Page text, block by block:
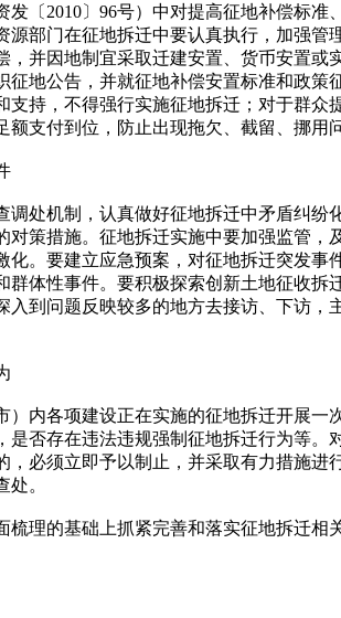
2010〕96号）中对提高征地补偿标准
部门在征地拆迁中要认真执行，加强管
并因地制宜采取迁建安置、货币安置或
地公告，并就征地补偿安置标准和政策
持，不得强行实施征地拆迁；对于群众
支付到位，防止出现拖欠、截留、挪用
机制，认真做好征地拆迁中矛盾纠纷
策措施。征地拆迁实施中要加强监管，
。要建立应急预案，对征地拆迁突发事
体性事件。要积极探索创新土地征收拆
到问题反映较多的地方去接访、下访，
各项建设正在实施的征地拆迁开展一
否存在违法违规强制征地拆迁行为等。
必须立即予以制止，并采取有力措施进
。
的基础上抓紧完善和落实征地拆迁相